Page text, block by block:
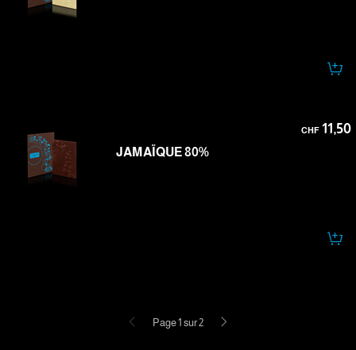
CHF11,50
JAMAÏQUE 80%
Précédent
Page 1 sur 2